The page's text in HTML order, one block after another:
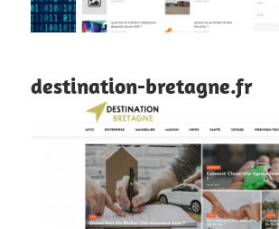
destination-bretagne.fr